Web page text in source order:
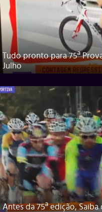
Tudo pronto para 75ª
Julho
Antes da 75ª edição,